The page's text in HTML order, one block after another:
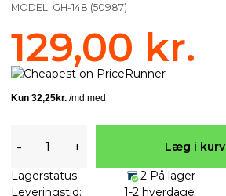
MODEL: GH-148 (50987)
129,00 kr.
- + Læg i kurv
Lagerstatus:
2 På lager
Leveringstid:
1-2 hverdage